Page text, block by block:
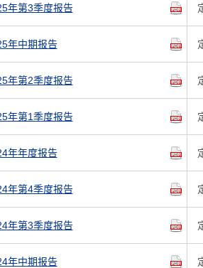
年第3季度报告
年中期报告
年第2季度报告
年第1季度报告
年年度报告
年第4季度报告
年第3季度报告
年中期报告